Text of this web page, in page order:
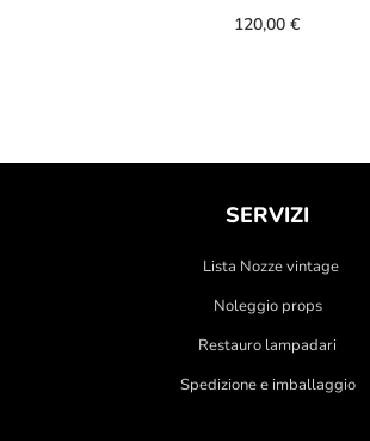
120,00€
SERVIZI
Lista Nozze vintage
Noleggio props
Restauro lampadari
Spedizione e imballaggio